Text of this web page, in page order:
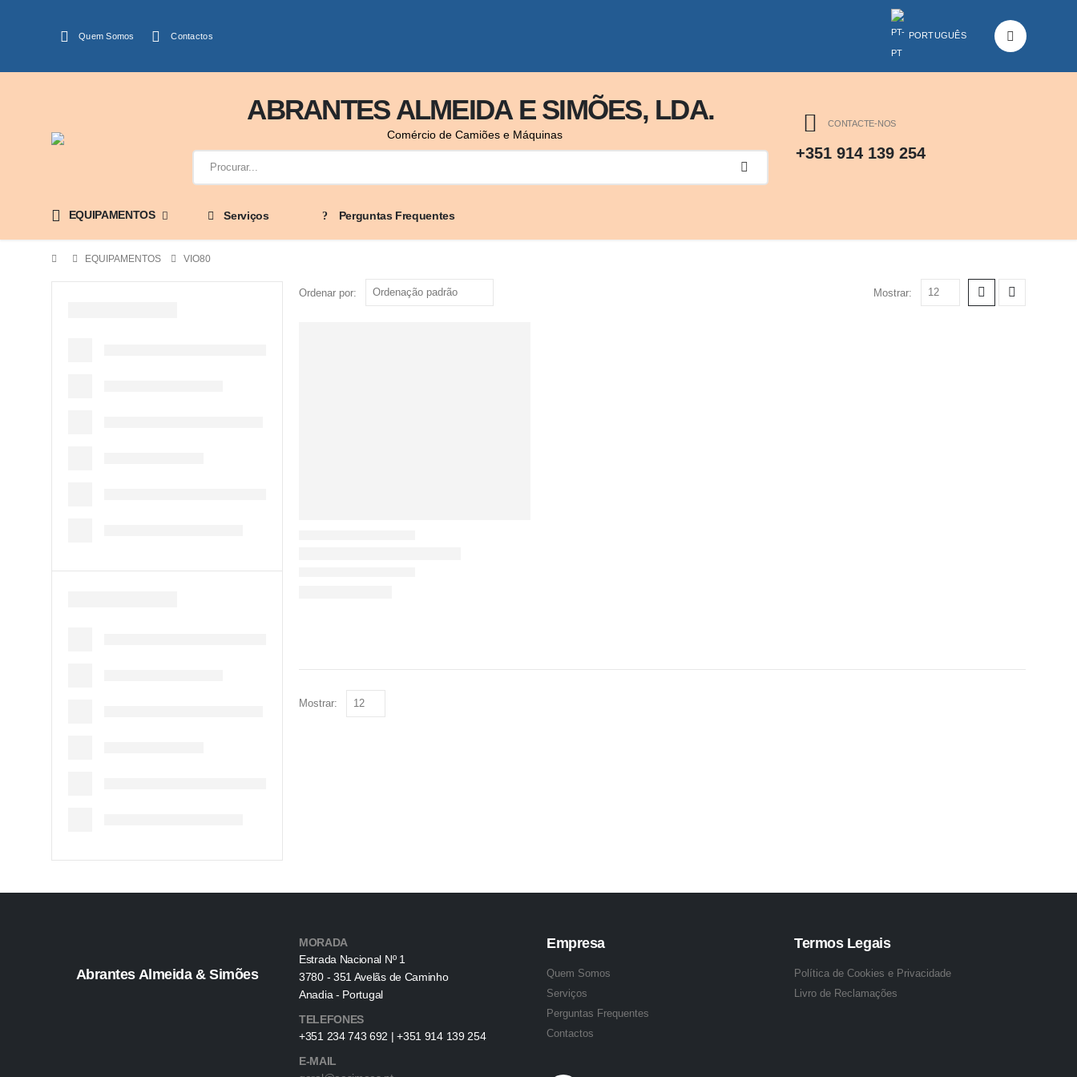
Quem Somos Contactos PORTUGUÊS
ABRANTES ALMEIDA E SIMÕES, LDA.
Comércio de Camiões e Máquinas
CONTACTE-NOS
+351 914 139 254
EQUIPAMENTOS Serviços Perguntas Frequentes
EQUIPAMENTOS VIO80
Ordenar por: Mostrar:
Mostrar:
Abrantes Almeida & Simões
MORADA
Estrada Nacional Nº 1
3780 - 351 Avelãs de Caminho
Anadia - Portugal
TELEFONES
+351 234 743 692 | +351 914 139 254
E-MAIL
Empresa
Quem Somos
Serviços
Perguntas Frequentes
Contactos
Termos Legais
Política de Cookies e Privacidade
Livro de Reclamações